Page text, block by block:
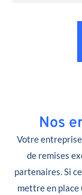
Nos
Votre
de remises
partenaires. Si
mettre en